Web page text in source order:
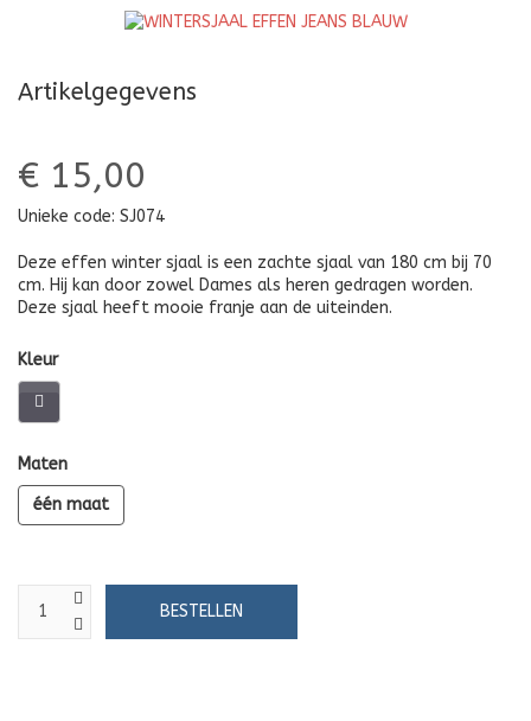
Artikelgegevens
€ 15,00
Unieke code: SJ074
Deze effen winter sjaal is een zachte sjaal van 180 cm bij 70
cm. Hij kan door zowel Dames als heren gedragen worden.
Deze sjaal heeft mooie franje aan de uiteinden.
Kleur
Maten
één maat